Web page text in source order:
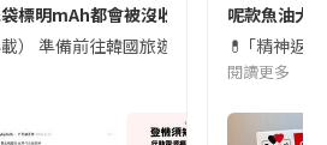
標明mAh都會被沒收😱出發前切記檢查
載） 準備前往韓國旅遊的民眾，近期要
呢款魚油大
💊 ｢精神返
閱讀更多